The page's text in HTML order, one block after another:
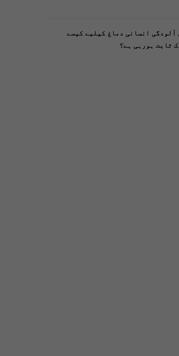
آلودگی انسانی دماغ کیلیے کیسے
ثابت ہورہی ہے؟